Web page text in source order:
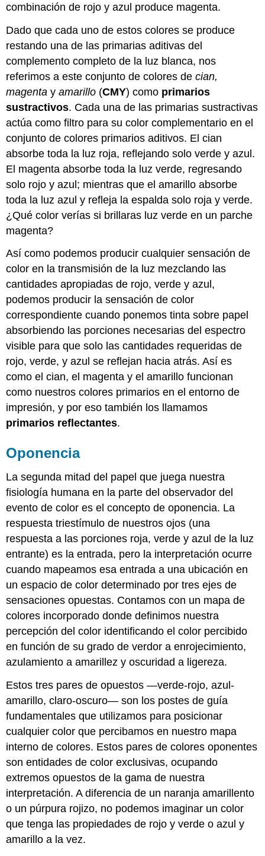
combinación de rojo y azul produce magenta.
Dado que cada uno de estos colores se produce
restando una de las primarias aditivas del
complemento completo de la luz blanca, nos
referimos a este conjunto de colores decian,
magenta yamarillo (CMY) como primarios
sustractivos. Cada una de las primarias sustractivas
actúa como filtro para su color complementario en el
conjunto de colores primarios aditivos. El cian
absorbe toda la luz roja, reflejando solo verde y azul.
El magenta absorbe toda la luz verde, regresando
solo rojo y azul; mientras que el amarillo absorbe
toda la luz azul y refleja la espalda solo roja y verde.
¿Qué color verías si brillaras luz verde en un parche
magenta?
Así como podemos producir cualquier sensación de
color en la transmisión de la luz mezclando las
cantidades apropiadas de rojo, verde y azul,
podemos producir la sensación de color
correspondiente cuando ponemos tinta sobre papel
absorbiendo las porciones necesarias del espectro
visible para que solo las cantidades requeridas de
rojo, verde, y azul se reflejan hacia atrás. Así es
como el cian, el magenta y el amarillo funcionan
como nuestros colores primarios en el entorno de
impresión, y por eso también los llamamos
primarios reflectantes.
Oponencia
La segunda mitad del papel que juega nuestra
fisiología humana en la parte del observador del
evento de color es el concepto de oponencia. La
respuesta triestímulo de nuestros ojos (una
respuesta a las porciones roja, verde y azul de la luz
entrante) es la entrada, pero la interpretación ocurre
cuando mapeamos esa entrada a una ubicación en
un espacio de color determinado por tres ejes de
sensaciones opuestas. Contamos con un mapa de
colores incorporado donde definimos nuestra
percepción del color identificando el color percibido
en función de su grado de verdor a enrojecimiento,
azulamiento a amarillez y oscuridad a ligereza.
Estos tres pares de opuestos —verde-rojo, azul-
amarillo, claro-oscuro— son los postes de guía
fundamentales que utilizamos para posicionar
cualquier color que percibamos en nuestro mapa
interno de colores. Estos pares de colores oponentes
son entidades de color exclusivas, ocupando
extremos opuestos de la gama de nuestra
interpretación. A diferencia de un naranja amarillento
o un púrpura rojizo, no podemos imaginar un color
que tenga las propiedades de rojo y verde o azul y
amarillo a la vez.